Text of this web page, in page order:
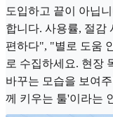
도입하고 끝이 아닙
합니다. 사용률, 절감
편하다", "별로 도움
로 수집하세요. 현장
바꾸는 모습을 보여
께 키우는 툴'이라는